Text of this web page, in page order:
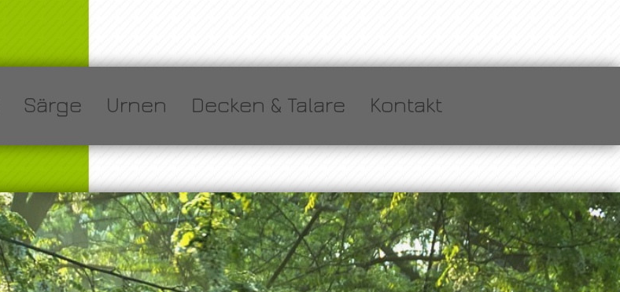
Särge Urnen Decken & Talare Kontakt